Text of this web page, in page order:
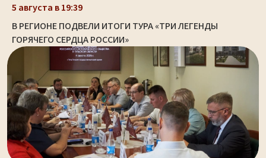
5 августа в 19:39
В РЕГИОНЕ ПОДВЕЛИ ИТОГИ ТУРА «ТРИ ЛЕГЕНДЫ
ГОРЯЧЕГО СЕРДЦА РОССИИ»